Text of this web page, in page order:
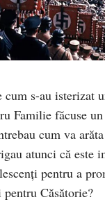
s-au isterizat
Familie făcuse
cum va
atunci că este
pentru a
Căsătorie?